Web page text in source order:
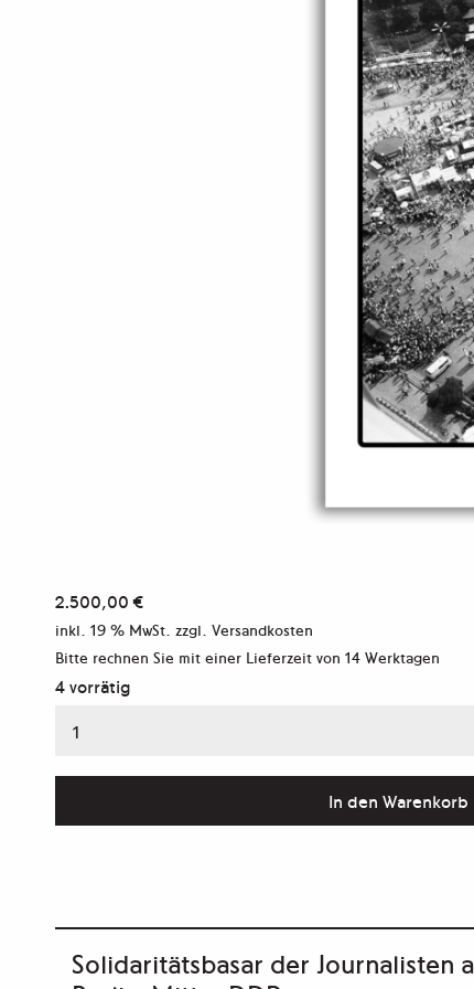
2.500,00€
inkl. 19 % MwSt. zzgl. Versandkosten
Bitte rechnen Sie mit einer Lieferzeit von 14 Werktagen
4 vorrätig
Alexanderplatz
Print
In den Warenkorb
Solidaritätsbasar der Journalisten